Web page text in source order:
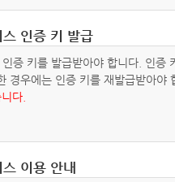
인증 키 발급
증 키를 발급받아야 합니다. 인증
경우에는 인증 키를 재발급받아야
다.
이용 안내